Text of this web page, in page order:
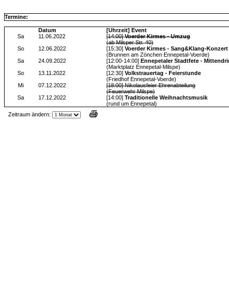
Termine:
Datum
[Uhrzeit] Event
Sa
11.06.2022 [14:00]Voerder Kirmes - Umzug
(ab Milsper Str. 40)
So
12.06.2022 [15:30]Voerder Kirmes - Sang&Klang-Konzert
(Brunnen am Zönchen Ennepetal-Voerde)
Sa
24.09.2022 [12:00-14:00] Ennepetaler Stadtfete -
(Marktplatz Ennepetal-Milspe)
So
13.11.2022 [12:30]Volkstrauertag - Feierstunde
(Friedhof Ennepetal-Voerde)
Mi
07.12.2022
[18:00] Nikolausfeier Ehrenabteilung
(Feuerwehr Milspe)
Sa
17.12.2022 [14:00]Traditionelle Weihnachtsmusik
(rund um Ennepetal)
Zeitraum ändern: